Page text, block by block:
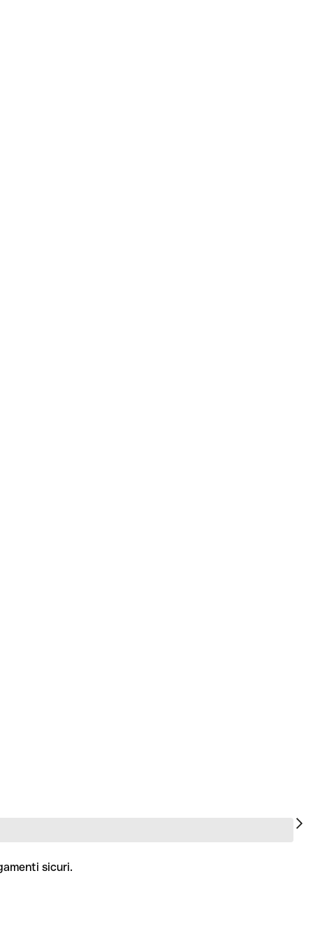
sicuri.